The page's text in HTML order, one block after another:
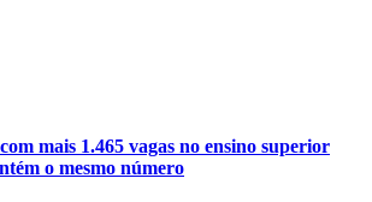
mais 1.465 vagas no ensino superior
o mesmo número